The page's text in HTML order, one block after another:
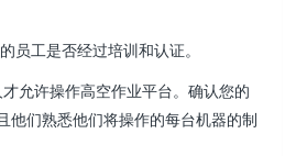
员工是否经过培训和认证。
允许操作高空作业平台。确认您的
他们熟悉他们将操作的每台机器的制